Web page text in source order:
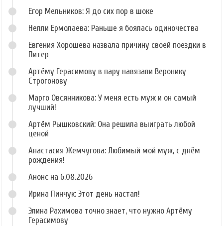
Егор Мельников: Я до сих пор в шоке
Нелли Ермолаева: Раньше я боялась одиночества
Евгения Хорошева назвала причину своей поездки в
Питер
Артёму Герасимову в пару навязали Веронику
Строгонову
Марго Овсянникова: У меня есть муж и он самый
лучший!
Артём Рышковский: Она решила выиграть любой
ценой
Анастасия Жемчугова: Любимый мой муж, с днём
рождения!
Анонс на 6.08.2026
Ирина Пинчук: Этот день настал!
Элина Рахимова точно знает, что нужно Артёму
Герасимову